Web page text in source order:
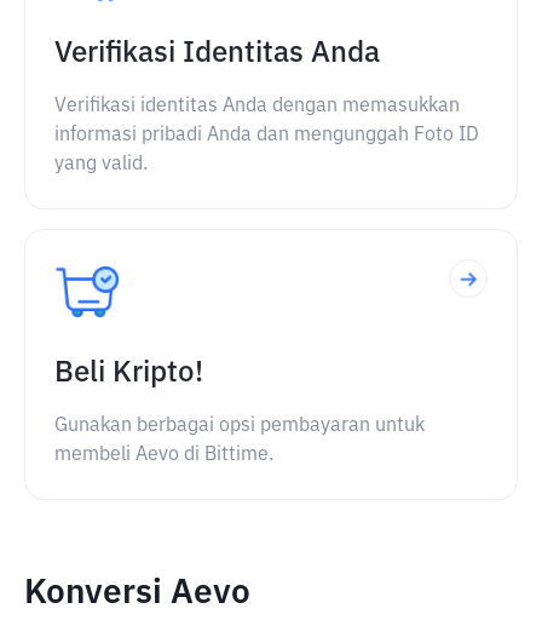
Verifikasi Identitas Anda
Verifikasi identitas Anda dengan memasukkan
informasi pribadi Anda dan mengunggah Foto ID
yang valid.
Beli Kripto!
Gunakan berbagai opsi pembayaran untuk
membeli Aevo di Bittime.
Konversi Aevo